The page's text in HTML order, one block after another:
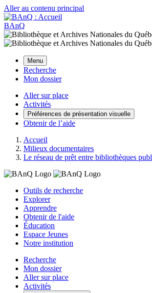
Aller au contenu principal
BAnQ
Menu
Recherche
Mon dossier
Aller sur place
Activités
Préférences de présentation visuelle
Obtenir de l’aide
Accueil
Milieux documentaires
Le réseau de prêt entre bibliothèques
Outils de recherche
Explorer
Apprendre
Obtenir de l'aide
Éducation
Espace Jeunes
Notre institution
Recherche
Mon dossier
Aller sur place
Activités